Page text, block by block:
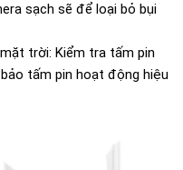
sạch sẽ để loại bỏ bụi
trời: Kiểm tra tấm pin
tấm pin hoạt động hiệu